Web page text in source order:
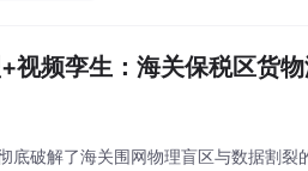
视频孪生：海关保税区货
底破解了海关围网物理盲区与数据割裂